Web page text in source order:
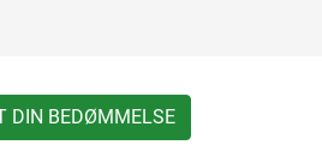
DIN BEDØMMELSE